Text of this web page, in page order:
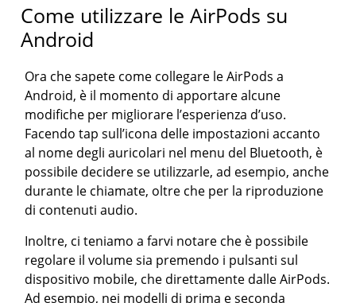
Come utilizzare le AirPods su
Android
Ora che sapete come collegare le AirPods a
Android, è il momento di apportare alcune
modifiche per migliorare l’esperienza d’uso.
Facendo tap sull’icona delle impostazioni accanto
al nome degli auricolari nel menu del Bluetooth, è
possibile decidere se utilizzarle, ad esempio, anche
durante le chiamate, oltre che per la riproduzione
di contenuti audio.
Inoltre, ci teniamo a farvi notare che è possibile
regolare il volume sia premendo i pulsanti sul
dispositivo mobile, che direttamente dalle AirPods.
Ad esempio, nei modelli di prima e seconda